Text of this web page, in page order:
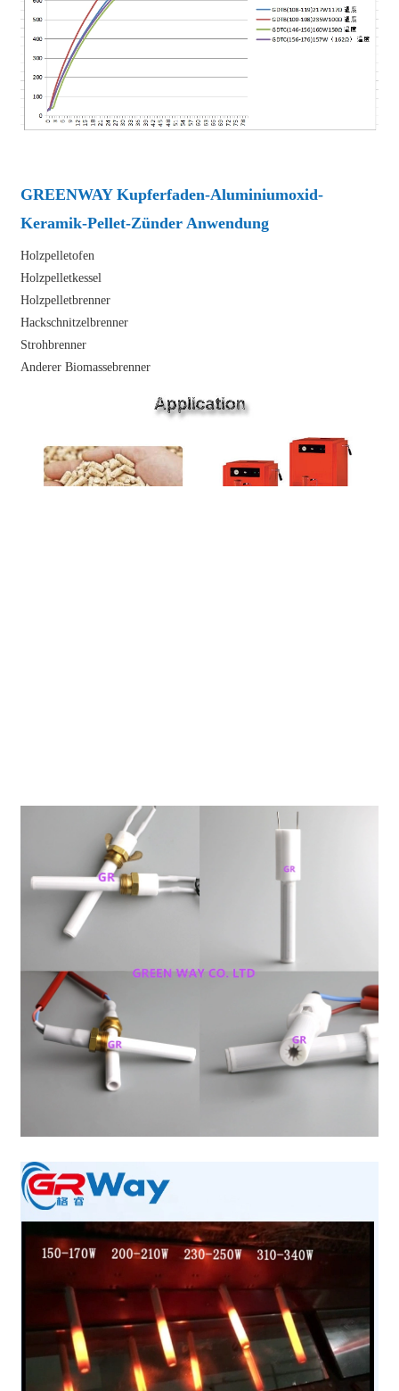
GREENWAY Kupferfaden-Aluminiumoxid-
Keramik-Pellet-Zünder Anwendung
Holzpelletofen
Holzpelletkessel
Holzpelletbrenner
Hackschnitzelbrenner
Strohbrenner
Anderer Biomassebrenner